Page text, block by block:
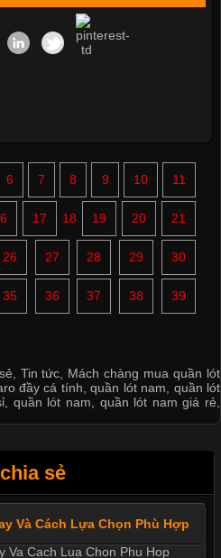
6 7 8 9 10 11
17 18 19 20 21
26 27 28 29 30
35 36 37 38 39
Tin tức
Mách chàng mua quần lót
đầy cá tính ,quần lót nam
quần lót
quần lót nam quần lót nam giá rẻ
sẻ
Và Cách Lựa Chọn Phù Hợp